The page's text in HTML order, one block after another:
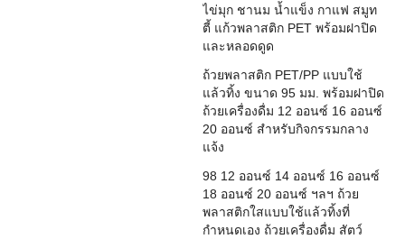
ไข่มุก ชานม น้ำแข็ง กาแฟ สมูท
ตี้ แก้วพลาสติก PET พร้อมฝาปิด
และหลอดดูด
ถ้วยพลาสติก PET/PP แบบใช้
แล้วทิ้ง ขนาด 95 มม. พร้อมฝาปิด
ถ้วยเครื่องดื่ม 12 ออนซ์ 16 ออนซ์
20 ออนซ์ สำหรับกิจกรรมกลาง
แจ้ง
98 12 ออนซ์ 14 ออนซ์ 16 ออนซ์
18 ออนซ์ 20 ออนซ์ ฯลฯ ถ้วย
พลาสติกใสแบบใช้แล้วทิ้งที่
กำหนดเอง ถ้วยเครื่องดื่ม สัตว์